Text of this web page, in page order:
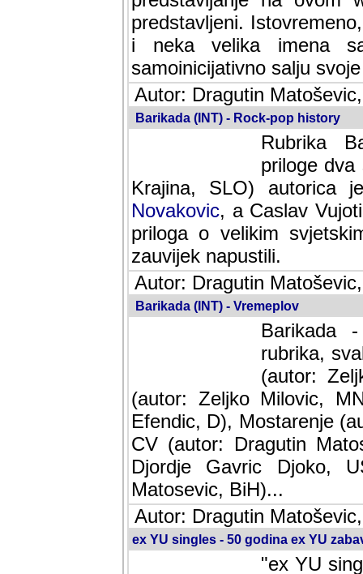
predstavljeni.
i neka velika imena
samoinicijativno salju
Autor: Dragutin
Barikada (INT) - Rock-pop history
Rubrika
dva
SLO) autorica je velikog
Caslav Vujotic
velikim svjetskim
napustili.
Autor: Dragutin
Barikada (INT) - Vremeplov
Barikada
rubrika,
(autor:
(autor: Zeljko Milovic,
Efendic, D), Mostarenje
CV (autor: Dragutin
Djordje Gavric Djoko,
Matosevic, BiH)...
Autor: Dragutin
ex YU singles - 50 godina ex YU
"ex YU